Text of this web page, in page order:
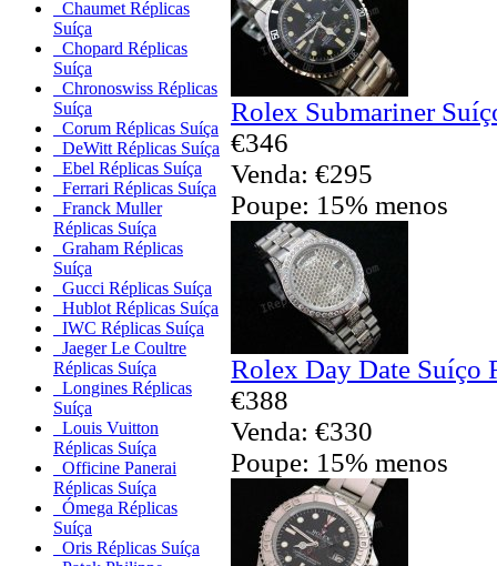
Chaumet Réplicas
Suíça
Chopard Réplicas
Suíça
Chronoswiss Réplicas
Suíça
Corum Réplicas Suíça
DeWitt Réplicas Suíça
Ebel Réplicas Suíça
Ferrari Réplicas Suíça
Franck Muller
Réplicas Suíça
Graham Réplicas
Suíça
Gucci Réplicas Suíça
Hublot Réplicas Suíça
IWC Réplicas Suíça
Jaeger Le Coultre
Réplicas Suíça
Longines Réplicas
Suíça
Louis Vuitton
Réplicas Suíça
Officine Panerai
Réplicas Suíça
Ómega Réplicas
Suíça
Oris Réplicas Suíça
Rolex Submariner
€346
Venda: €295
Poupe: 15% menos
Rolex Day Date Suíço
€388
Venda: €330
Poupe: 15% menos